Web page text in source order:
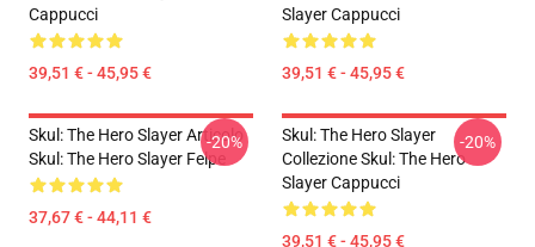
Cappucci
39,51 € - 45,95 €
Slayer Cappucci
39,51 € - 45,95 €
Skul: The Hero Slayer Articolo
Skul: The Hero Slayer Felpe
37,67 € - 44,11 €
-20%
Skul: The Hero Slayer
Collezione Skul: The Hero
Slayer Cappucci
39,51 € - 45,95 €
-20%